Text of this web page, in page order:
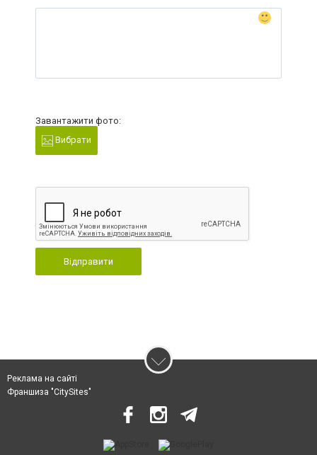
Завантажити фото:
Вибрати
Відправити
Реклама на сайті
Франшиза "CitySites"